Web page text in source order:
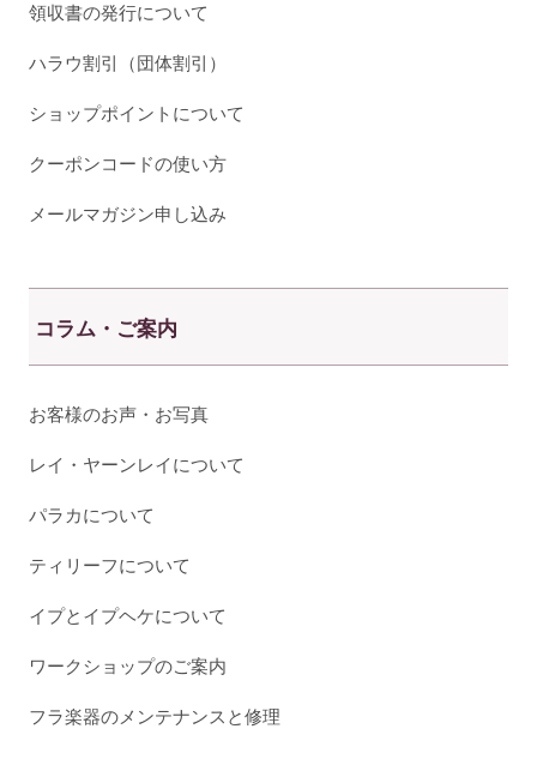
領収書の発行について
ハラウ割引（団体割引）
ショップポイントについて
クーポンコードの使い方
メールマガジン申し込み
コラム・ご案内
お客様のお声・お写真
レイ・ヤーンレイについて
パラカについて
ティリーフについて
イプとイプヘケについて
ワークショップのご案内
フラ楽器のメンテナンスと修理